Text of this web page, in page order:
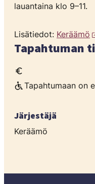
lauantaina klo 9–11.
Lisätiedot: Keräämö
Tapahtuman
Tapahtumaan on
Järjestäjä
Keräämö